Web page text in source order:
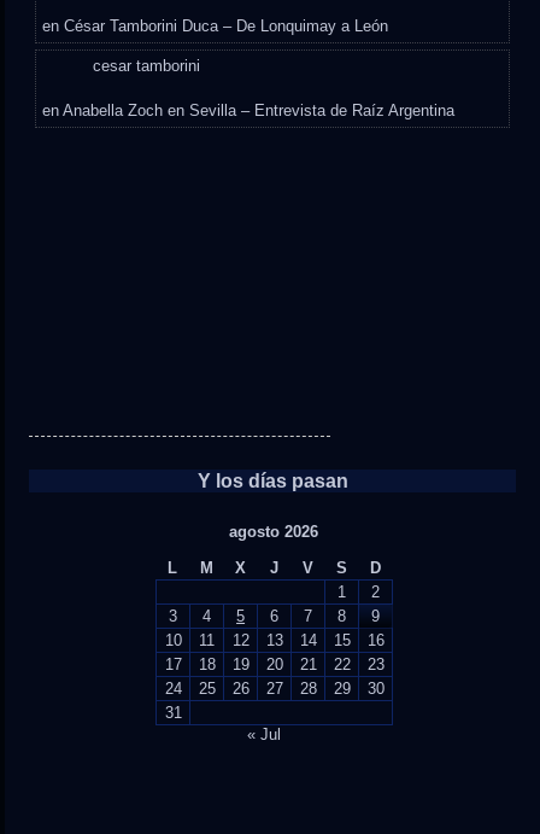
enCésar Tamborini Duca – De Lonquimay a León
cesar tamborini
enAnabella Zoch en Sevilla – Entrevista de Raíz Argentina
Y los días pasan
agosto 2026
L
M X J V S
D
1
2
3
4 5 6 7 8
9
10
11 12 13 14 15
16
17
18 19 20 21 22
23
24
25 26 27 28 29
30
31
« Jul